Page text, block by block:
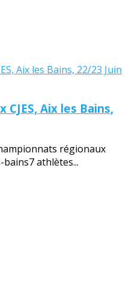
Aix les Bains,
régionaux
bains7 athlètes...